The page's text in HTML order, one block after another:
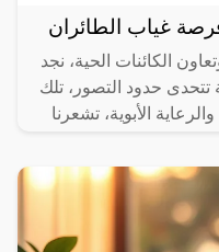
غياب الطائران
الكائنات الحية، نجد
حدود التصور، تلك
الأبوية، تشعرنا